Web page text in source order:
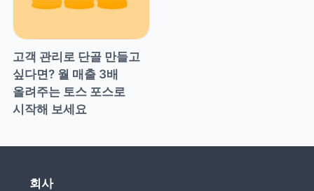
고객 관리로 단골 만들고
싶다면? 월 매출 3배
올려주는 토스 포스로
시작해 보세요
회사